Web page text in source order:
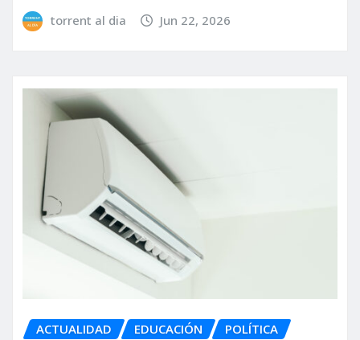
torrent al dia Jun 22, 2026
ACTUALIDAD EDUCACIÓN POLÍTICA